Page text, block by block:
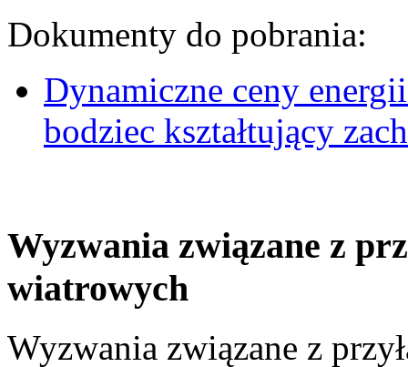
Dokumenty do pobrania:
Dynamiczne ceny
bodziec kształtujący
Wyzwania związane z
wiatrowych
Wyzwania związane z